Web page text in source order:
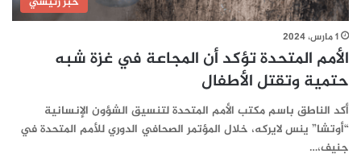
1 مارس، 2024
الأمم المتحدة تؤكد أن المجاعة في غزة شبه
حتمية وتقتل الأطفال
أكد الناطق باسم مكتب الأمم المتحدة لتنسيق الشؤون الإنسانية
“أوتشا” ينس لايركه، خلال المؤتمر الصحافي الدوري للأمم المتحدة في
جنيف،…